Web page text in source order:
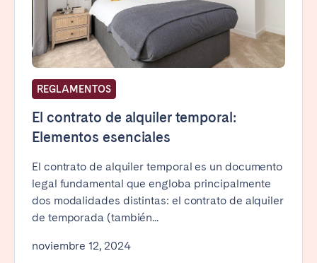
REGLAMENTOS
El contrato de alquiler temporal:
Elementos esenciales
El contrato de alquiler temporal es un documento
legal fundamental que engloba principalmente
dos modalidades distintas: el contrato de alquiler
de temporada (también...
noviembre 12, 2024